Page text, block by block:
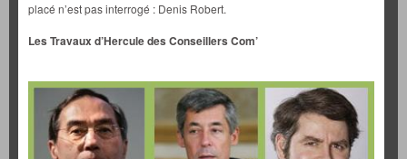
placé n’est pas interrogé : Denis Robert.
Les Travaux d’Hercule des Conseillers Com’